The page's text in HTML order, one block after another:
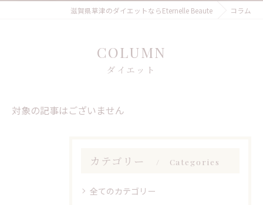
滋賀県草津のダイエットならEternelle Beaute コラム
COLUMN
ダイエット
対象の記事はございません
カテゴリー Categories
全てのカテゴリー